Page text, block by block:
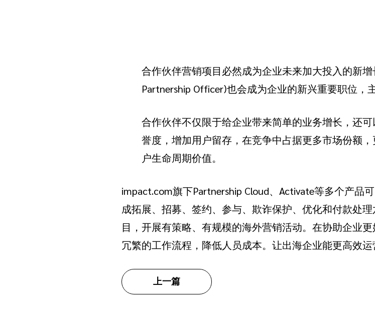
合作伙伴营销项目必然成为企业未来加大投入的新
Partnership Officer)也会成为企业的新兴重要职位，
合作伙伴不仅限于给企业带来简单的业务增长，还
誉度，增加用户留存，在竞争中占据更多市场份额
户生命周期价值。
impact.com旗下Partnership Cloud、Activate等多个产品
成拓展、招募、签约、参与、欺诈保护、优化和付款处
目，开展有策略、有规模的海外营销活动。在协助企业
冗繁的工作流程，降低人员成本。让出海企业能更高效运
上一篇